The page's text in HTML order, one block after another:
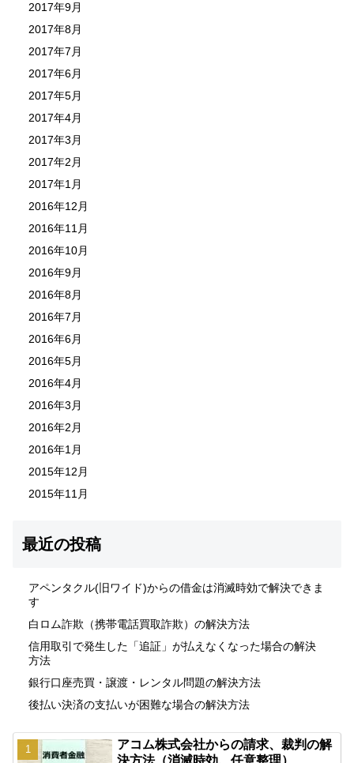
2017年9月
2017年8月
2017年7月
2017年6月
2017年5月
2017年4月
2017年3月
2017年2月
2017年1月
2016年12月
2016年11月
2016年10月
2016年9月
2016年8月
2016年7月
2016年6月
2016年5月
2016年4月
2016年3月
2016年2月
2016年1月
2015年12月
2015年11月
最近の投稿
アペンタクル(旧ワイド)からの借金は消滅時効で解決できま
す
白ロム詐欺（携帯電話買取詐欺）の解決方法
信用取引で発生した「追証」が払えなくなった場合の解決
方法
銀行口座売買・譲渡・レンタル問題の解決方法
後払い決済の支払いが困難な場合の解決方法
アコム株式会社からの請求、裁判の解
決方法（消滅時効、任意整理）